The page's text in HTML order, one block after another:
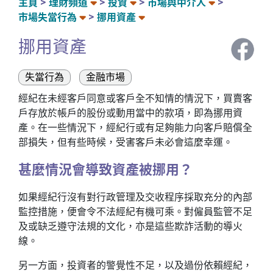
主頁 理財頻道 投資
市場與中介人
市場失當行為
挪用資產
挪用資產
失當行為
金融市場
經紀在未經客戶同意或客戶全不知情的情況下，買賣客
戶存放於帳戶的股份或動用當中的款項，即為挪用資
產。在一些情況下，經紀行或有足夠能力向客戶賠償全
部損失，但有些時候，受害客戶未必會這麼幸運。
甚麼情況會導致資產被挪用？
如果經紀行沒有對行政管理及交收程序採取充分的內部
監控措施，便會令不法經紀有機可乘。對僱員監管不足
及或缺乏遵守法規的文化，亦是這些欺詐活動的導火
線。
另一方面，投資者的警覺性不足，以及過份依賴經紀，